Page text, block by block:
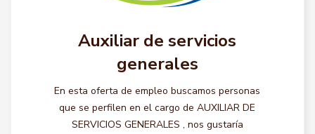
Auxiliar de servicios
generales
En esta oferta de empleo buscamos personas
que se perfilen en el cargo de AUXILIAR DE
SERVICIOS GENERALES , nos gustaría